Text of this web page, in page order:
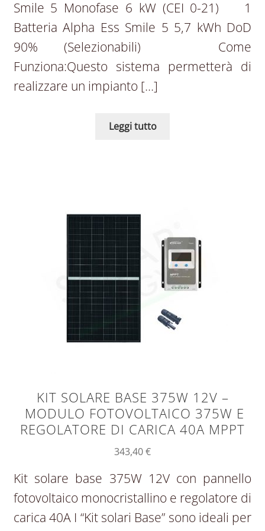
Smile 5 Monofase 6 kW (CEI 0-21) 1
Batteria Alpha Ess Smile 5 5,7 kWh DoD
90% (Selezionabili) Come
Funziona:Questo sistema permetterà di
realizzare un impianto […]
Leggi tutto
KIT SOLARE BASE 375W 12V –
MODULO FOTOVOLTAICO 375W E
REGOLATORE DI CARICA 40A MPPT
343,40€
Kit solare base 375W 12V con pannello
fotovoltaico monocristallino e regolatore di
carica 40A I “Kit solari Base” sono ideali per